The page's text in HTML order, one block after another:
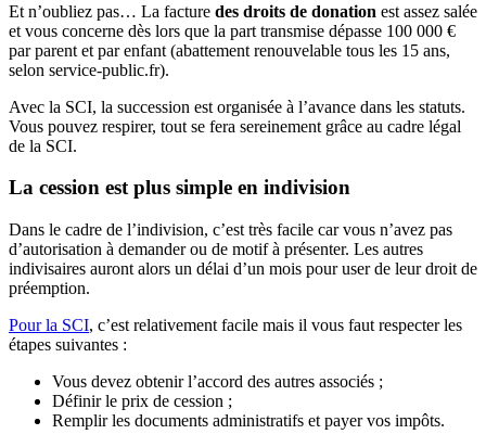
Et n’oubliez pas… La facture des droits de donation est assez salée
et vous concerne dès lors que la part transmise dépasse 100 000 €
par parent et par enfant (abattement renouvelable tous les 15 ans,
selon service-public.fr).
Avec la SCI, la succession est organisée à l’avance dans les statuts.
Vous pouvez respirer, tout se fera sereinement grâce au cadre légal
de la SCI.
La cession est plus simple en indivision
Dans le cadre de l’indivision, c’est très facile car vous n’avez pas
d’autorisation à demander ou de motif à présenter. Les autres
indivisaires auront alors un délai d’un mois pour user de leur droit de
préemption.
Pour la SCI, c’est relativement facile mais il vous faut respecter les
étapes suivantes :
Vous devez obtenir l’accord des autres associés ;
Définir le prix de cession ;
Remplir les documents administratifs et payer vos impôts.